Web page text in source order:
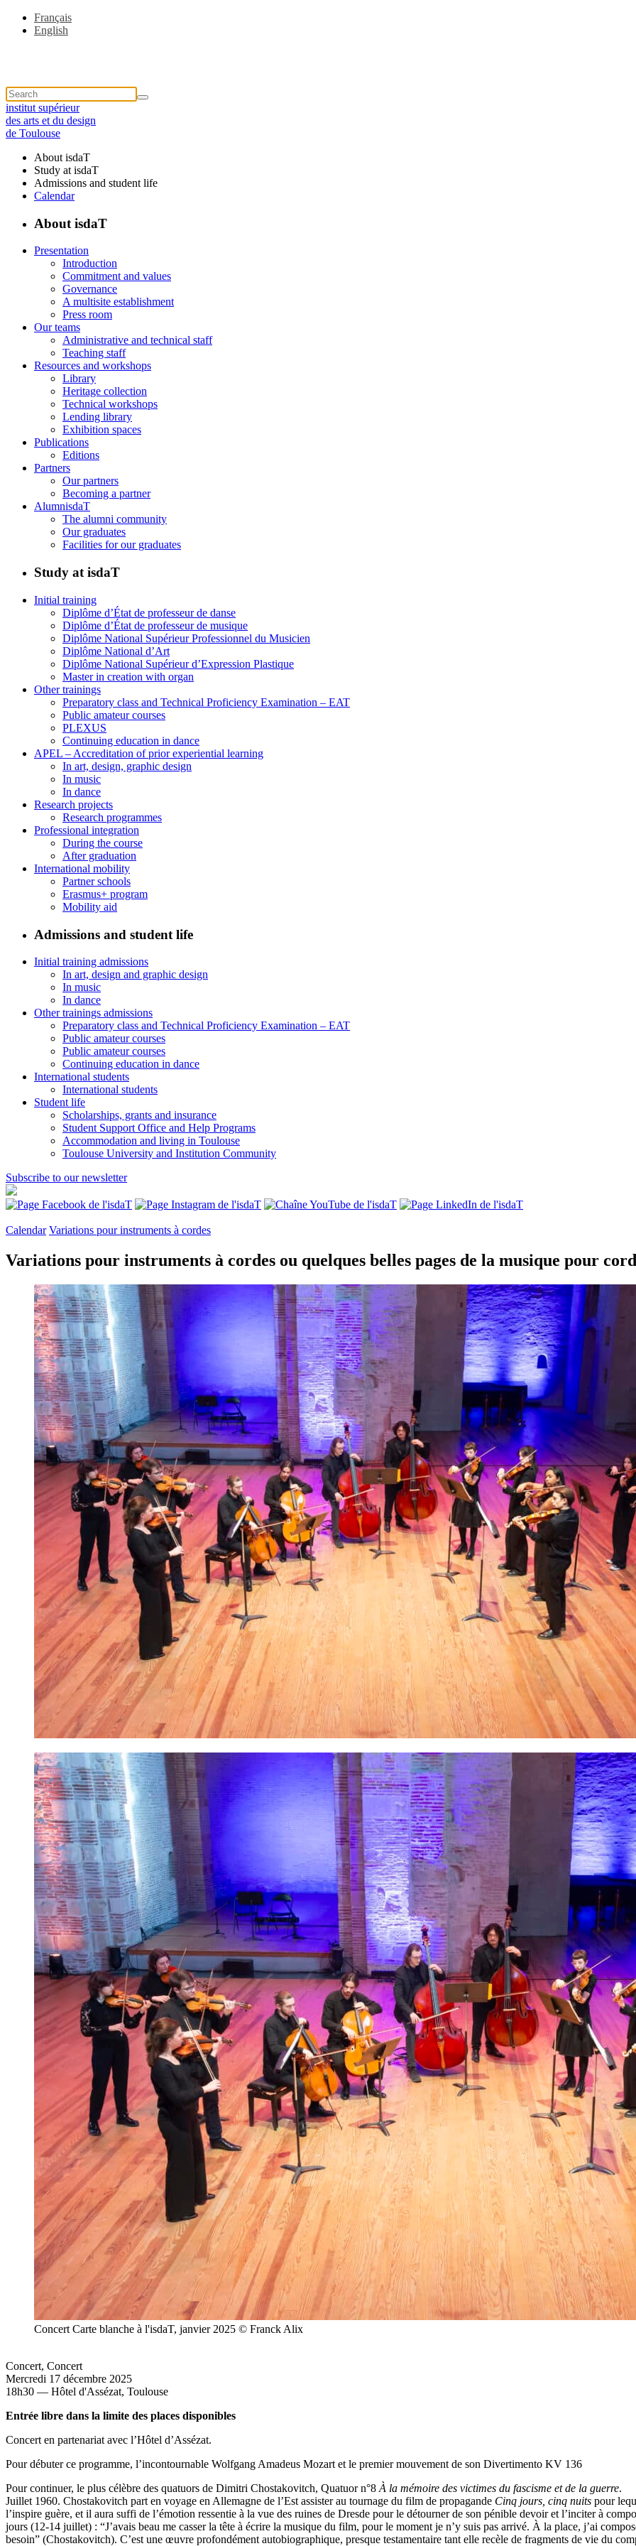
Français
English
institut supérieur
des arts et du design
de Toulouse
About isdaT
Study at isdaT
Admissions and student life
Calendar
About isdaT
Presentation
Introduction
Commitment and values
Governance
A multisite establishment
Press room
Our teams
Administrative and technical staff
Teaching staff
Resources and workshops
Library
Heritage collection
Technical workshops
Lending library
Exhibition spaces
Publications
Editions
Partners
Our partners
Becoming a partner
AlumnisdaT
The alumni community
Our graduates
Facilities for our graduates
Study at isdaT
Initial training
Diplôme d’État de professeur de danse
Diplôme d’État de professeur de musique
Diplôme National Supérieur Professionnel du Musicien
Diplôme National d’Art
Diplôme National Supérieur d’Expression Plastique
Master in creation with organ
Other trainings
Preparatory class and Technical Proficiency Examination – EAT
Public amateur courses
PLEXUS
Continuing education in dance
APEL – Accreditation of prior experiential learning
In art, design, graphic design
In music
In dance
Research projects
Research programmes
Professional integration
During the course
After graduation
International mobility
Partner schools
Erasmus+ program
Mobility aid
Admissions and student life
Initial training admissions
In art, design and graphic design
In music
In dance
Other trainings admissions
Preparatory class and Technical Proficiency Examination – EAT
Public amateur courses
Public amateur courses
Continuing education in dance
International students
International students
Student life
Scholarships, grants and insurance
Student Support Office and Help Programs
Accommodation and living in Toulouse
Toulouse University and Institution Community
Subscribe to our newsletter
Calendar Variations pour instruments à cordes
Variations pour instruments à cordes ou quelques belles pages de la musique pour
Concert Carte blanche à l'isdaT, janvier 2025 © Franck Alix
Concert, Concert
Mercredi 17 décembre 2025
18h30 — Hôtel d'Assézat, Toulouse
Entrée libre dans la limite des places disponibles
Concert en partenariat avec l’Hôtel d’Assézat.
Pour débuter ce programme, l’incontournable Wolfgang Amadeus Mozart et le premier mouvement de son Divertimento KV 136
Pour continuer, le plus célèbre des quatuors de Dimitri Chostakovitch, Quatuor n°8 À la mémoire des victimes du fascisme et de la guerre.
Juillet 1960. Chostakovitch part en voyage en Allemagne de l’Est assister au tournage du film de propagande Cinq jours, cinq nuits pour
l’inspire guère, et il aura suffi de l’émotion ressentie à la vue des ruines de Dresde pour le détourner de son pénible devoir et l’inciter à
jours (12-14 juillet) : “J’avais beau me casser la tête à écrire la musique du film, pour le moment je n’y suis pas arrivé. À la place, j’ai
besoin” (Chostakovitch). C’est une œuvre profondément autobiographique, presque testamentaire tant elle recèle de fragments de vie du